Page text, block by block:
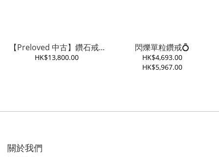
【Preloved 中古】鑽石戒...
HK$13,800.00
閃爍單粒鑽戒💍
HK$4,693.00
HK$5,967.00
關於我們